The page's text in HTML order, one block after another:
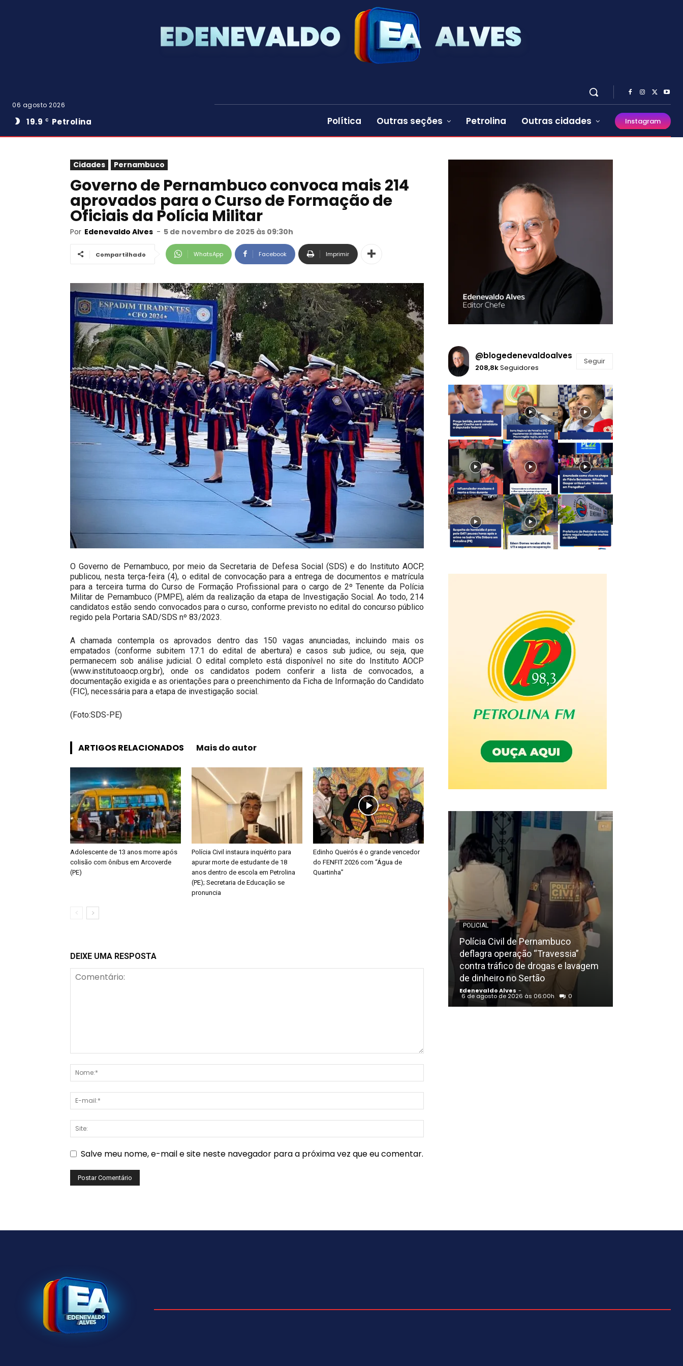
06 agosto 2026
19.9 C Petrolina Política Outras seções Petrolina Outras cidades Instagram
Cidades Pernambuco
Governo de Pernambuco convoca mais 214
aprovados para o Curso de Formação de
Oficiais da Polícia Militar
Por Edenevaldo Alves - 5 de novembro de 2025 às 09:30h
Compartilhado WhatsApp Facebook Imprimir
O Governo de Pernambuco, por meio da Secretaria de Defesa Social (SDS) e do Instituto AOCP,
publicou, nesta terça-feira (4), o edital de convocação para a entrega de documentos e matrícula
para a terceira turma do Curso de Formação Profissional para o cargo de 2º Tenente da Polícia
Militar de Pernambuco (PMPE), além da realização da etapa de Investigação Social. Ao todo, 214
candidatos estão sendo convocados para o curso, conforme previsto no edital do concurso público
regido pela Portaria SAD/SDS nº 83/2023.
A chamada contempla os aprovados dentro das 150 vagas anunciadas, incluindo mais os
empatados (conforme subitem 17.1 do edital de abertura) e casos sub judice, ou seja, que
permanecem sob análise judicial. O edital completo está disponível no site do Instituto AOCP
(www.institutoaocp.org.br), onde os candidatos podem conferir a lista de convocados, a
documentação exigida e as orientações para o preenchimento da Ficha de Informação do Candidato
(FIC), necessária para a etapa de investigação social.
(Foto:SDS-PE)
ARTIGOS RELACIONADOS Mais do autor
Adolescente de 13 anos morre após
colisão com ônibus em Arcoverde
(PE)
Polícia Civil instaura inquérito para
apurar morte de estudante de 18
anos dentro de escola em Petrolina
(PE); Secretaria de Educação se
pronuncia
Edinho Queirós é o grande vencedor
do FENFIT 2026 com “Água de
Quartinha”
DEIXE UMA RESPOSTA
Salve meu nome, e-mail e site neste navegador para a próxima vez que eu comentar.
@blogedenevaldoalves
208,8kSeguidores
Seguir
POLICIAL
Polícia Civil de Pernambuco
deflagra operação “Travessia”
contra tráfico de drogas e lavagem
de dinheiro no Sertão
Edenevaldo Alves -
6 de agosto de 2026 às 06:00h 0